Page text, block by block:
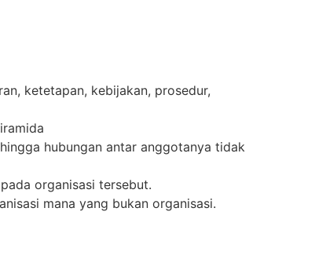
ketetapan, kebijakan, prosedur,
hubungan antar anggotanya tidak
organisasi tersebut.
mana yang bukan organisasi.